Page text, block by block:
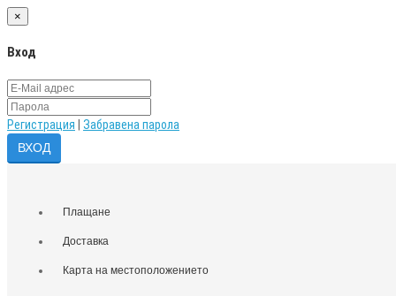
×
Вход
Регистрация Забравена парола
Плащане
Доставка
Карта на местоположението